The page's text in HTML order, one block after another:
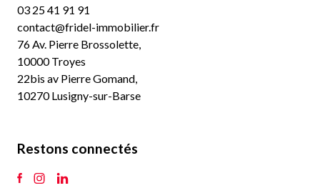
03 25 41 91 91
contact@fridel-immobilier.fr
76 Av. Pierre Brossolette,
10000 Troyes
22bis av Pierre Gomand,
10270 Lusigny-sur-Barse
Restons connectés